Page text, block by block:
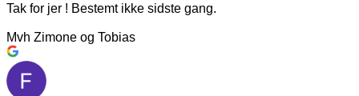
Tak for jer ! Bestemt ikke sidste gang.
Mvh Zimone og Tobias